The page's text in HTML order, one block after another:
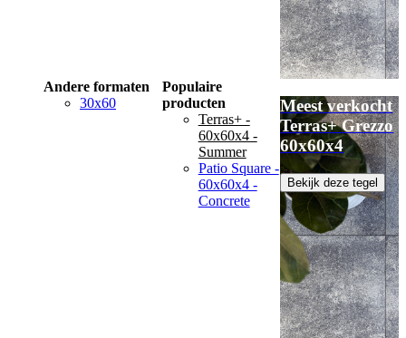
Andere formaten
30x60
Populaire
producten
Terras+ -
60x60x4 -
Summer
Patio Square -
60x60x4 -
Concrete
Meest verkocht
Terras+ Grezzo
60x60x4
Bekijk deze tegel